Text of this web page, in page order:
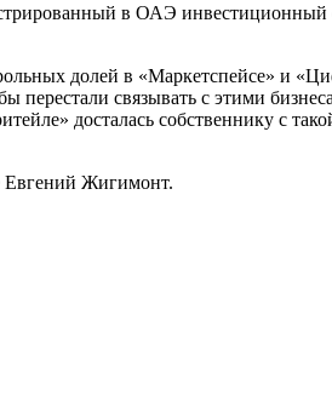
в ОАЭ
долей в «Маркетспейсе» и
перестали связывать с этими
досталась собственнику с
Евгений Жигимонт.